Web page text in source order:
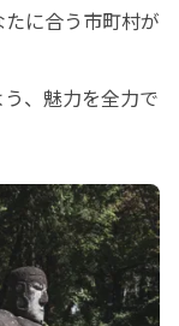
に合う市町村が
、魅力を全力で